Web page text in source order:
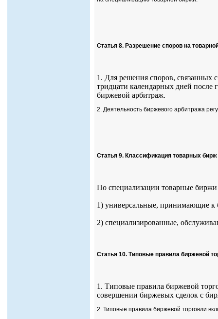
Статья 8. Разрешение споров на
1. Для решения споров, связанных
тридцати календарных дней после
биржевой арбитраж.
2. Деятельность биржевого арбитража
Статья 9. Классификация товарных бирж
По специализации товарные
1) универсальные, принимающие к
2) специализированные,
Статья 10. Типовые правила биржевой
1. Типовые правила биржевой
совершении биржевых сделок с
2. Типовые правила биржевой торговли